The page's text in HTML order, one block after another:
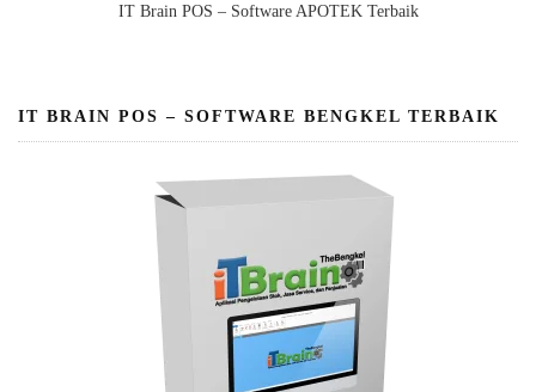
IT Brain POS – Software APOTEK Terbaik
IT BRAIN POS – SOFTWARE BENGKEL TERBAIK